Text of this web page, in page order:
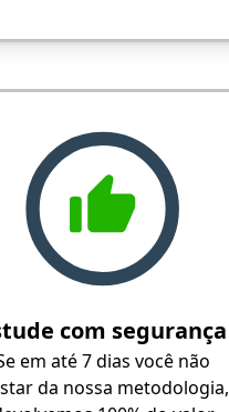
com segurança
em até 7 dias você não
da nossa metodologia,